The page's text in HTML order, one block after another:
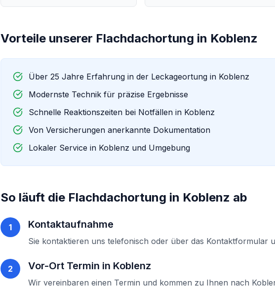
Vorteile unserer Flachdachortung in Koblenz
Über 25 Jahre Erfahrung in der Leckageortung in Koblenz
Modernste Technik für präzise Ergebnisse
Schnelle Reaktionszeiten bei Notfällen in Koblenz
Von Versicherungen anerkannte Dokumentation
Lokaler Service in Koblenz und Umgebung
So läuft die Flachdachortung in Koblenz ab
1 Kontaktaufnahme
Sie kontaktieren uns telefonisch oder über das Kontaktformular
2 Vor-Ort Termin in Koblenz
Wir vereinbaren einen Termin und kommen zu Ihnen nach